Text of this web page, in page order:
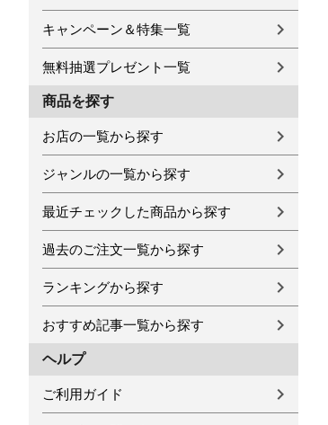
キャンペーン＆特集一覧
無料抽選プレゼント一覧
商品を探す
お店の一覧から探す
ジャンルの一覧から探す
最近チェックした商品から探す
過去のご注文一覧から探す
ランキングから探す
おすすめ記事一覧から探す
ヘルプ
ご利用ガイド